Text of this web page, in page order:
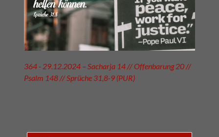
364 - 29.12.2024 – Sacharja 14 // Offenbarung 20 //
Psalm 148 // Sprüche 31,8-9 (PUR)